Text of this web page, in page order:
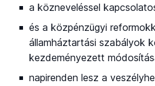
a közneveléssel
és a közpénzügyi
államháztartási szabályok
kezdeményezett
napirenden lesz a